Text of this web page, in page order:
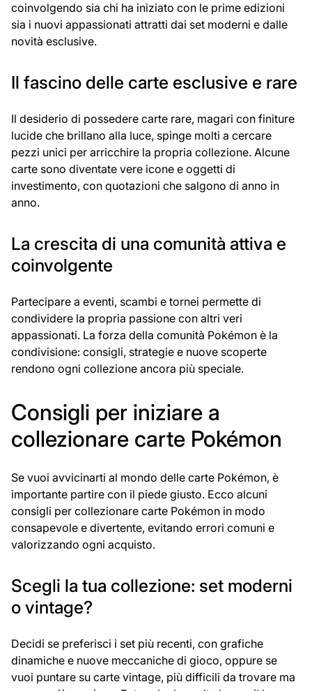
coinvolgendo sia chi ha iniziato con le prime edizioni
sia i nuovi appassionati attratti dai set moderni e dalle
novità esclusive.
Il fascino delle carte esclusive e rare
Il desiderio di possedere carte rare, magari con finiture
lucide che brillano alla luce, spinge molti a cercare
pezzi unici per arricchire la propria collezione. Alcune
carte sono diventate vere icone e oggetti di
investimento, con quotazioni che salgono di anno in
anno.
La crescita di una comunità attiva e
coinvolgente
Partecipare a eventi, scambi e tornei permette di
condividere la propria passione con altri veri
appassionati. La forza della comunità Pokémon è la
condivisione: consigli, strategie e nuove scoperte
rendono ogni collezione ancora più speciale.
Consigli per iniziare a
collezionare carte Pokémon
Se vuoi avvicinarti al mondo delle carte Pokémon, è
importante partire con il piede giusto. Ecco alcuni
consigli per collezionare carte Pokémon in modo
consapevole e divertente, evitando errori comuni e
valorizzando ogni acquisto.
Scegli la tua collezione: set moderni
o vintage?
Decidi se preferisci i set più recenti, con grafiche
dinamiche e nuove meccaniche di gioco, oppure se
vuoi puntare su carte vintage, più difficili da trovare ma